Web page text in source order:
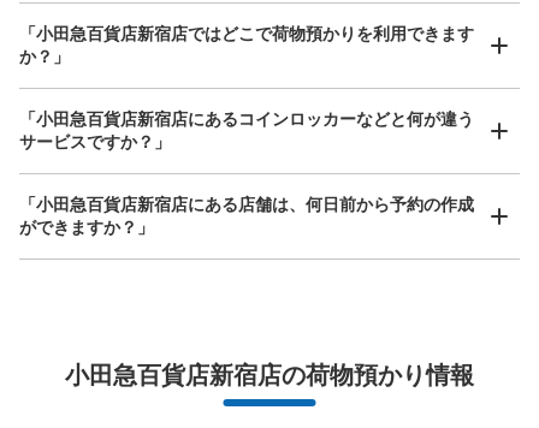
8/7 8/8 8/10 8/12
このコインロッカーを予約する
新宿西口駅改札外コインロッカー
楽器、ベビーカー、ゴルフバッグ等、1人が持てる大きさの荷物であればどんなサイズでも
「小田急百貨店新宿店ではどこで荷物預かりを利用できます
か？」
「小田急百貨店新宿店にあるコインロッカーなどと何が違う
サービスですか？」
「小田急百貨店新宿店にある店舗は、何日前から予約の作成
ができますか？」
小田急百貨店新宿店の荷物預かり情報